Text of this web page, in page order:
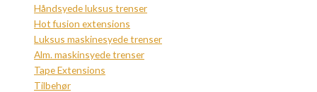
Håndsyede luksus trenser
Hot fusion extensions
Luksus maskinesyede trenser
Alm. maskinsyede trenser
Tape Extensions
Tilbehør